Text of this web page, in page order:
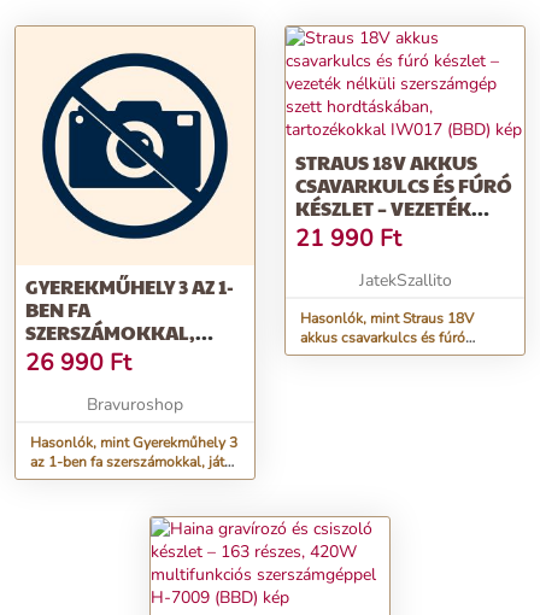
GYEREKMŰHELY 3 AZ 1-
BEN FA
SZERSZÁMOKKAL,
JÁTÉK BARKÁCSASZTAL
FA CSAVAROKKAL,
ALKATRÉSZEKKEL,
SZERSZÁMGÉPEKKEL,
SZÍNES, 3 ÉVES KORTÓL
26 990 Ft
Bravuroshop
Hasonlók, mint Gyerekműhely 3
az 1-ben fa szerszámokkal, játék
barkácsasztal fa csavarokkal,
és szerszámgépekkel, színes, 3
STRAUS 18V AKKUS
CSAVARKULCS ÉS FÚRÓ
KÉSZLET – VEZETÉK
NÉLKÜLI SZERSZÁMGÉP
SZETT
HORDTÁSKÁBAN,
IW017 (BBD)
21 990 Ft
JatekSzallito
Hasonlók, mint Straus 18V
akkus csavarkulcs és fúró
készlet – vezeték nélküli